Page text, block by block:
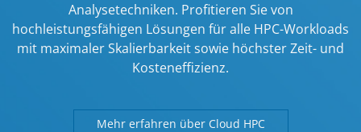
Analysetechniken. Profitieren Sie von
hochleistungsfähigen Lösungen für alle HPC-Workloads
mit maximaler Skalierbarkeit sowie höchster Zeit- und
Kosteneffizienz.
Mehr erfahren über Cloud HPC